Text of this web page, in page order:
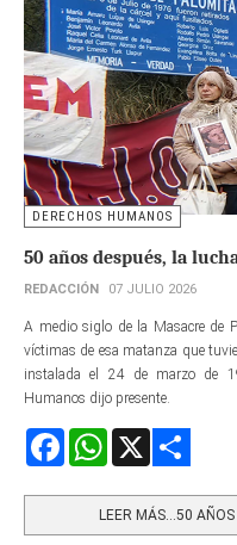
DERECHOS HUMANOS
50 años después, la
REDACCIÓN 07 JULIO 2026
A medio siglo de la Masacre de
víctimas de esa matanza que
instalada el 24 de marzo de
Humanos dijo presente.
FacebookWhatsApp
LEER MÁS…50 AÑOS